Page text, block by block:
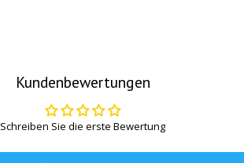
Kundenbewertungen
Schreiben Sie die erste Bewertung